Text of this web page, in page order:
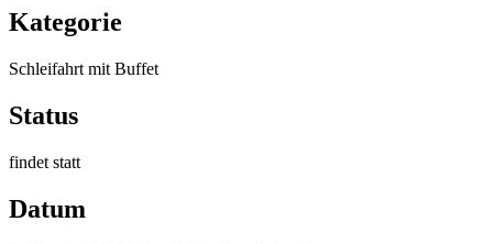
Kategorie
Schleifahrt mit Buffet
Status
findet statt
Datum